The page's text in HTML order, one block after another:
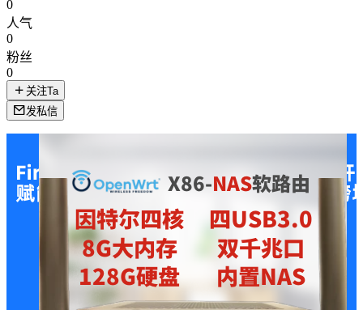
0
人气
0
粉丝
0
关注Ta
发私信